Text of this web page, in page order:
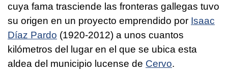
cuya fama trasciende las fronteras gallegas tuvo
su origen en un proyecto emprendido por Isaac
Díaz Pardo (1920-2012) a unos cuantos
kilómetros del lugar en el que se ubica esta
aldea del municipio lucense de Cervo.